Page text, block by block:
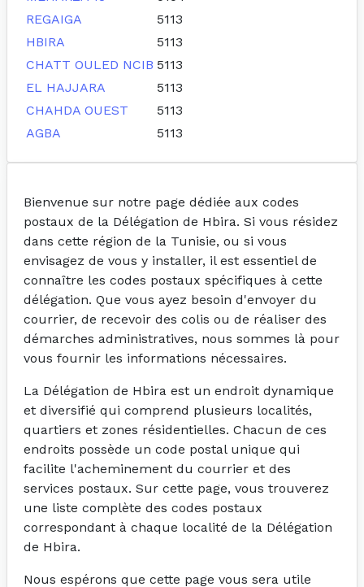
REGAIGA
5113
HBIRA
5113
CHATT OULED NCIB 5113
EL HAJJARA
5113
CHAHDA OUEST
5113
AGBA
5113
Bienvenue sur notre page dédiée aux codes
postaux de la Délégation de Hbira. Si vous résidez
dans cette région de la Tunisie, ou si vous
envisagez de vous y installer, il est essentiel de
connaître les codes postaux spécifiques à cette
délégation. Que vous ayez besoin d'envoyer du
courrier, de recevoir des colis ou de réaliser des
démarches administratives, nous sommes là pour
vous fournir les informations nécessaires.
La Délégation de Hbira est un endroit dynamique
et diversifié qui comprend plusieurs localités,
quartiers et zones résidentielles. Chacun de ces
endroits possède un code postal unique qui
facilite l'acheminement du courrier et des
services postaux. Sur cette page, vous trouverez
une liste complète des codes postaux
correspondant à chaque localité de la Délégation
de Hbira.
Nous espérons que cette page vous sera utile